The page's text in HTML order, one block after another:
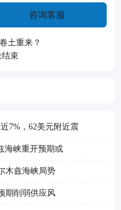
咨询客服
土重来？
结束
7%，62美元附近震
海峡重开预期或
木兹海峡局势
期削弱供应风